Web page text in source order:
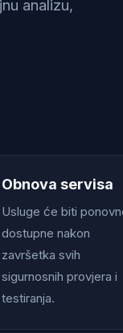
analizu,
Obnova servisa
Usluge će biti
dostupne nakon
završetka svih
sigurnosnih provjera i
testiranja.